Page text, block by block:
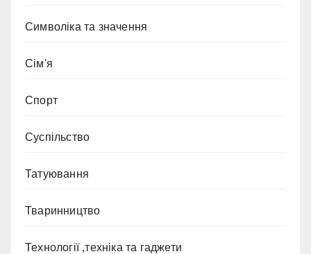
Символіка та значення
Сім'я
Спорт
Суспільство
Татуювання
Тваринництво
Технології ,техніка та гаджети